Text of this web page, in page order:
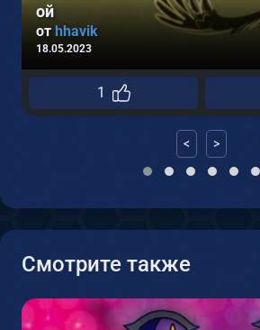
ой
от hhavik
18.05.2023
1
< >
Смотрите также